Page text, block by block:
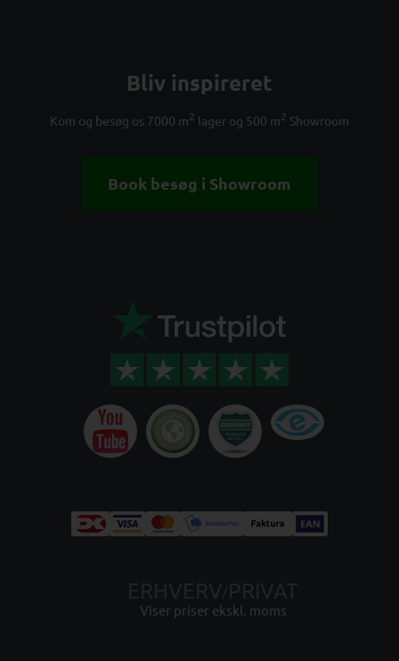
Bliv inspireret
Kom og besøg os 7000 m2 lager og 500 m2 Showroom
Book besøg i Showroom
Viser priser ekskl. moms